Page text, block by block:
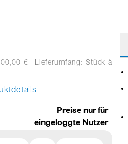
€ | Lieferumfang: Stück à
Preise nur für
eingeloggte Nutzer